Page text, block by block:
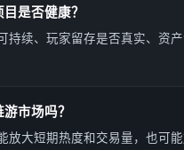
是否健康？
持续、玩家留存是否真实、资
市场吗？
放大短期热度和交易量，也可